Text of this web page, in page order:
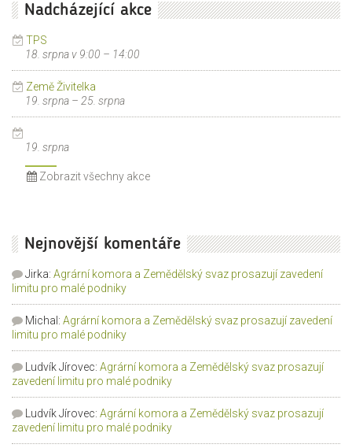
Nadcházející akce
TPS
18. srpna v 9:00 – 14:00
Země Živitelka
19. srpna – 25. srpna
19. srpna
Zobrazit všechny akce
Nejnovější komentáře
Jirka: Agrární komora a Zemědělský svaz prosazují zavedení
limitu pro malé podniky
Michal : Agrární komora a Zemědělský svaz prosazují zavedení
limitu pro malé podniky
Ludvík Jírovec: Agrární komora a Zemědělský svaz prosazují
zavedení limitu pro malé podniky
Ludvík Jírovec: Agrární komora a Zemědělský svaz prosazují
zavedení limitu pro malé podniky